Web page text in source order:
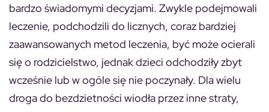
bardzo świadomymi decyzjami. Zwykle podejmowali
leczenie, podchodzili do licznych, coraz bardziej
zaawansowanych metod leczenia, być może ocierali
się o rodzicielstwo, jednak dzieci odchodziły zbyt
wcześnie lub w ogóle się nie poczynały. Dla wielu
droga do bezdzietności wiodła przez inne straty,